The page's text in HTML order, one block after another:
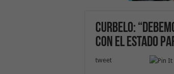
Curbelo:
con el Estado
tweet